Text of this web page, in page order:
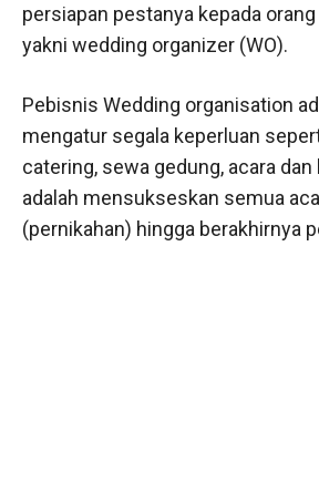
persiapan pestanya kepada
yakni wedding organizer (WO).
Pebisnis Wedding organisation
mengatur segala keperluan
catering, sewa gedung, acara dan
adalah mensukseskan semua
(pernikahan) hingga berakhirnya